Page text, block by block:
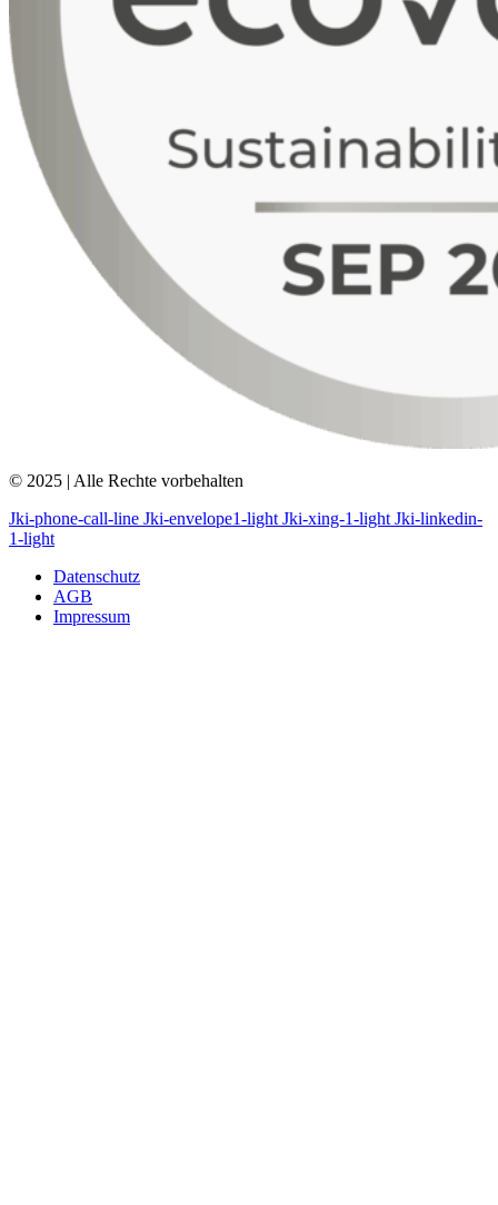
© 2025 | Alle Rechte vorbehalten
Jki-phone-call-line Jki-envelope1-light Jki-xing-1-light Jki-linkedin-
1-light
Datenschutz
AGB
Impressum